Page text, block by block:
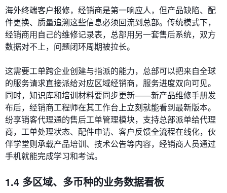
海外终端客户报修，经销商是第一响应人，但产品缺陷、配
件更换、质量追溯这些信息必须回流到总部。传统模式下，
经销商用自己的维修记录表，总部用另一套售后系统，双方
数据对不上，问题闭环周期被拉长。
这需要工单跨企业创建与指派的能力，总部可以把来自全球
的服务请求直接派给对应区域经销商，服务进度双向可见。
同时，知识库和培训材料要同步更新——新产品维修手册发
布后，经销商工程师在其工作台上立刻就能看到最新版本。
纷享销客代理通的售后工单管理模块，支持总部派单给代理
商，工单处理状态、配件申请、客户反馈全流程在线化，伙
伴学堂则承载产品培训、技术公告等内容，经销商人员通过
手机就能完成学习和考试。
1.4 多区域、多币种的业务数据看板